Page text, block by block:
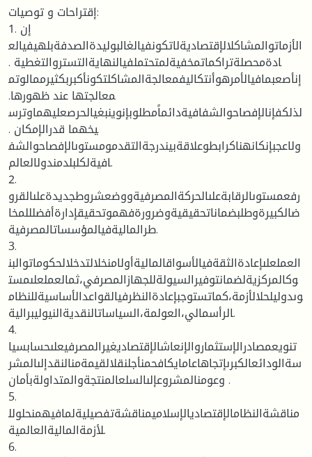
إقتراحات و توصيات:
1. إن
الأزماتوالمشاكلالإقتصاديةلاتكونفيالغالبوليدةالصدفةبلهيفيالع
ادةمحصلةتراكماتمخفيةلمتحتملفيالنهايةالتستروالتغطية .
إنأصعبمافيالأمرهوأنتكاليفمعالجةالمشاكلتكونأكبربكثيرممالوتم
معالجتها عند ظهورها.
لذلكفإنالإفصاحوالشفافيةدائماًمطلوبإنوينبغيالحرصعليهماوترس
يخهما قدرالإمكان .
ولاعجبإنكانهناكرابطوعلاقةبيندرجةالتقدمومستوىالإفصاحوالشف
افيةلكلبلدمندولالعالم.
2.
رفعمستوىالرقابةعلىالحركةالمصرفيةووضعشروطجديدةعلىالقرو
ضالكبيرةوطلبضماناتحقيقيةوضرورةفهموتحقيقإدارةأفضلللمخا
طرالماليةفيالمؤسساتالمصرفية.
3.
العملعلىإعادةالثقةفيالأسواقالماليةأولامنخلالتدخلالحكوماتوالبن
وكالمركزيةلضمانتوفيرالسيولةللجهازالمصرفي،ثمالعملعلىمست
وىدوليلحلالأزمة،كماتستوجبإعادةالنظرفيالقواعدالأساسيةللنظام
الرأسمالي،العولمة،السياساتالنقديةالنيوليبرالية.
4.
تنويعمصادرالإستثماروالإنعاشالإقتصاديغيرالمصرفيعلىحسابسيا
سةالودائعالكبرىإتجاهاعامايكافحمنأجلنقلالقيمةمنالنقدإلىالمشر
وعومنالمشروعإلىالسلعالمنتجةوالمتداولةبأمان .
5.
مناقشةالنظامالإقتصاديالإسلاميمناقشةتفصيليةلمافيهمنحلولل
لأزمةالماليةالعالمية.
6.